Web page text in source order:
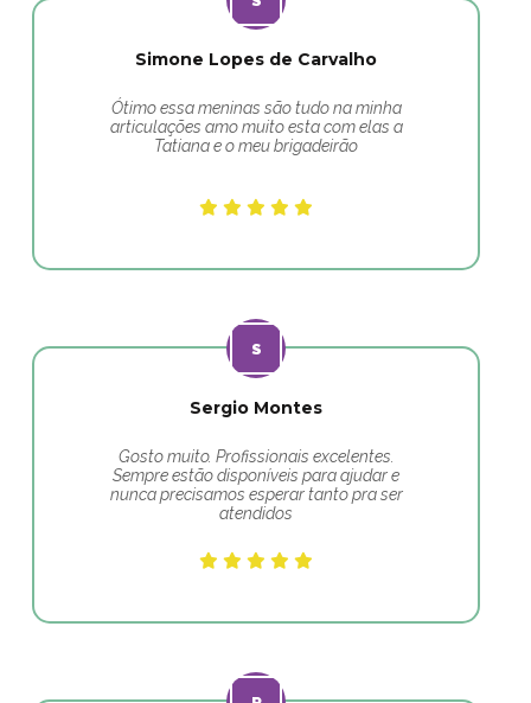
Simone Lopes de Carvalho
Ótimo essa meninas são tudo na minha
articulações amo muito esta com elas a
Tatiana e o meu brigadeirão
Sergio Montes
Gosto muito. Profissionais excelentes.
Sempre estão disponíveis para ajudar e
nunca precisamos esperar tanto pra ser
atendidos